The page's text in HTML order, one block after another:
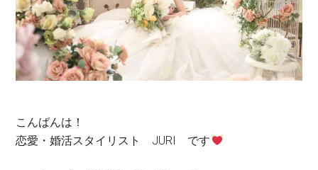
こんばんは！
恋愛・婚活スタイリスト JURI です